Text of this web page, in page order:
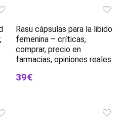
Rasu cápsulas para la libido
femenina – críticas,
comprar, precio en
farmacias, opiniones reales
39€